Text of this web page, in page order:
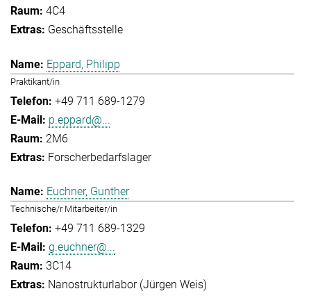
4C4
Geschäftsstelle
Eppard, Philipp
Praktikant/in
+49 711 689-1279
p.eppard@...
2M6
Forscherbedarfslager
Euchner, Gunther
Technische/r Mitarbeiter/in
+49 711 689-1329
g.euchner@...
3C14
Nanostrukturlabor (Jürgen Weis)